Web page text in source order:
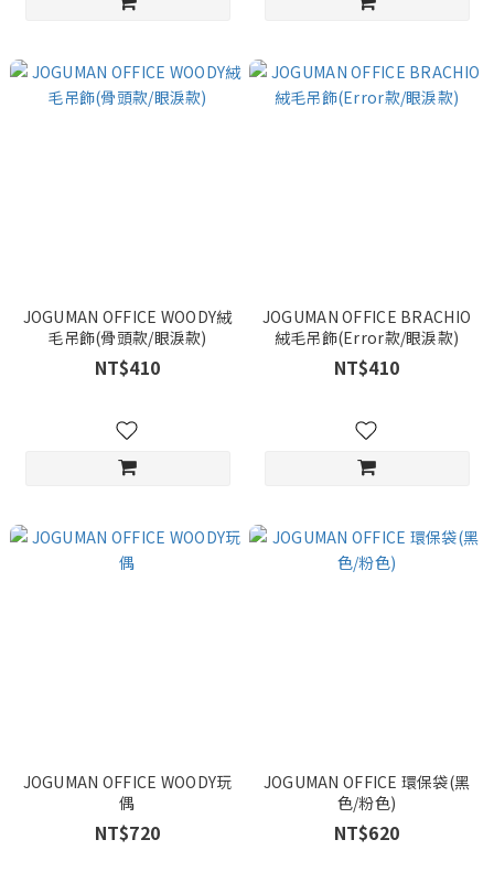
JOGUMAN OFFICE WOODY絨
毛吊飾(骨頭款/眼淚款)
NT$410
JOGUMAN OFFICE BRACHIO
絨毛吊飾(Error款/眼淚款)
NT$410
JOGUMAN OFFICE WOODY玩
偶
NT$720
JOGUMAN OFFICE 環保袋(黑
色/粉色)
NT$620